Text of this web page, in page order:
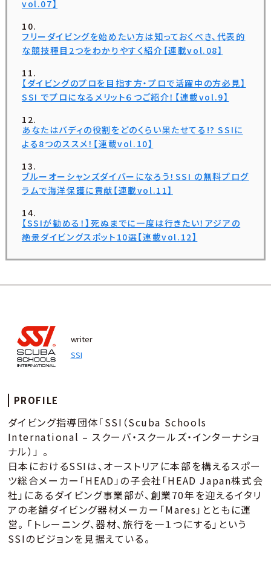
vol.07】
フリーダイビングを始めたい方は知っておくべき、代表的
な競技種目2つをわかりやすく紹介【連載vol.08】
【ダイビングのプロを目指す方・プロで活躍中の方必見】
SSI でプロになるメリット６つご紹介！【連載vol.9】
あなたはバディの役割をどのくらい果たせてる!? SSIに
よる8つのススメ！【連載vol.10】
ブルーオーシャンズダイバーになろう！SSI の無料プログ
ラムで海洋保護に貢献【連載vol.11】
【SSIが勧める！】死ぬまでに一度は行きたい！アジアの
絶景ダイビングスポット10選【連載vol.12】
writer
SSI
PROFILE
ダイビング指導団体「SSI（Scuba Schools
International – スクーバ・スクールズ・インターナショ
ナル）」 。
日本におけるSSIは、オーストリアに本部を構えるスポー
ツ総合メーカー「HEAD」の子会社「HEAD Japan株式会
社」にあるダイビング事業部が、創業70年を迎えるイタリ
アの老舗ダイビング器材メーカー「Mares」とともに運
営。 「トレーニング、器材、旅行を一１つにする」という
SSIのビジョンを見据えている。